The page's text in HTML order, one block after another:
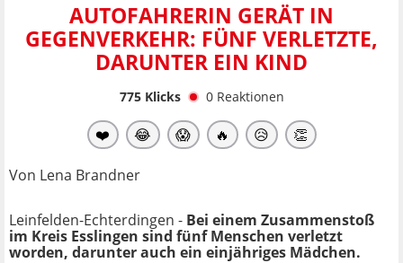
AUTOFAHRERIN GERÄT IN
GEGENVERKEHR: FÜNF VERLETZTE,
DARUNTER EIN KIND
775Klicks 0 Reaktionen
❤️ 😂 😱 🔥 😥 👏
Von Lena Brandner
Leinfelden-Echterdingen - Bei einem Zusammenstoß
im Kreis Esslingen sind fünf Menschen verletzt
worden, darunter auch ein einjähriges Mädchen.